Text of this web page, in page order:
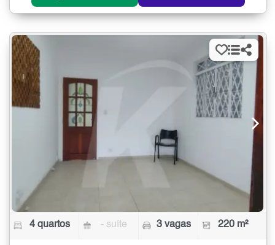
4 quartos - suíte 3 vagas 220 m²